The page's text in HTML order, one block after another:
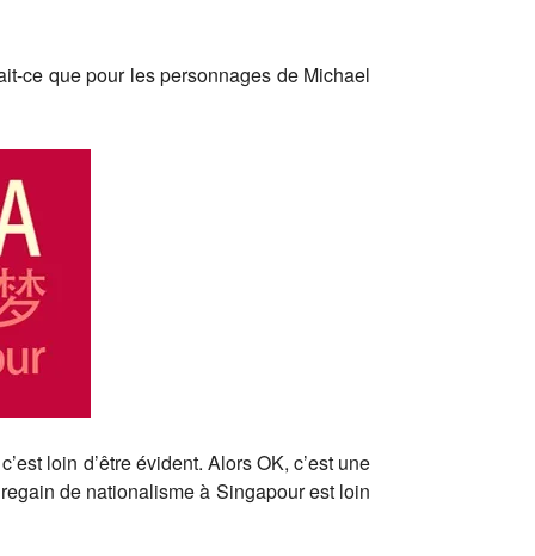
ce que pour les personnages de Michael
loin d’être évident. Alors OK, c’est une
de nationalisme à Singapour est loin